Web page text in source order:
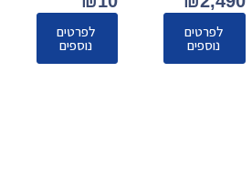
לפרטים
נוספים
לפרטים
נוספים